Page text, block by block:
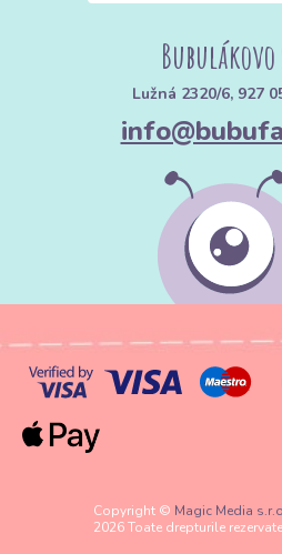
Lužná 2320/6, 927
Copyright © Magic Media
2026 Toate drepturile rezervate